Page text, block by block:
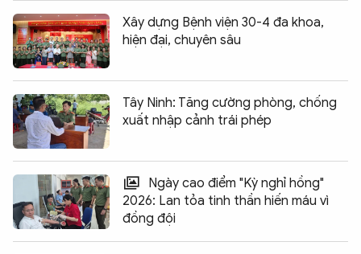
Xây dựng Bệnh viện 30-4 đa khoa,
hiện đại, chuyên sâu
Tây Ninh: Tăng cường phòng, chống
xuất nhập cảnh trái phép
Ngày cao điểm "Kỳ nghỉ hồng"
2026: Lan tỏa tinh thần hiến máu vì
đồng đội